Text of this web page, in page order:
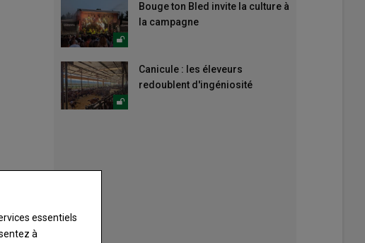
Bouge ton Bled invite la culture à
la campagne
Canicule : les éleveurs
redoublent d'ingéniosité
essentiels
à